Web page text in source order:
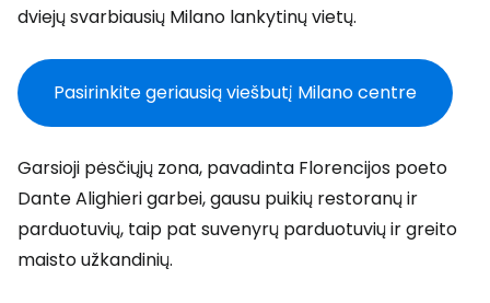
dviejų svarbiausių Milano lankytinų vietų.
Pasirinkite geriausią viešbutį Milano centre
Garsioji pėsčiųjų zona, pavadinta Florencijos poeto
Dante Alighieri garbei, gausu puikių restoranų ir
parduotuvių, taip pat suvenyrų parduotuvių ir greito
maisto užkandinių.